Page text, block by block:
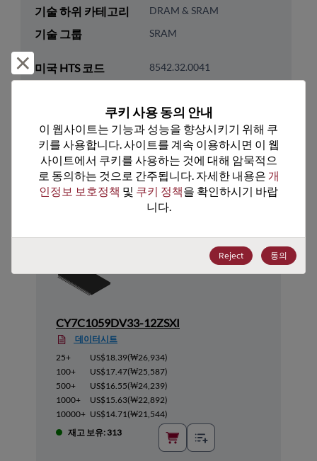
기술 하위 카테고리 DRAM & SRAM
기술 그룹 SRAM
미국 HTS 코드 8542.32.0041
추천 대체 제품
CY7C1059DV33-12ZSXI
데이터시트
25+
US$18.39(₩26,934)
100+
US$17.47(₩25,587)
500+
US$16.55(₩24,239)
1000+
US$15.63(₩22,892)
10000+ US$14.71(₩21,544)
재고 보유: 313
거부 및 닫기
쿠키 사용 동의 안내
이 웹사이트는 기능과 성능을 향상시키기 위해 쿠
키를 사용합니다. 사이트를 계속 이용하시면 이 웹
사이트에서 쿠키를 사용하는 것에 대해 암묵적으
로 동의하는 것으로 간주됩니다. 자세한 내용은 개
인정보 보호정책 및 쿠키 정책을 확인하시기 바랍
니다.
Reject 동의